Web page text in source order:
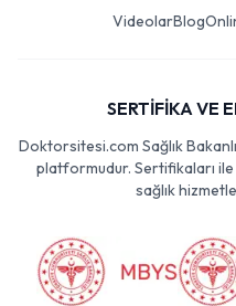
VideolarBlog
SERTİFİKA VE
Doktorsitesi.com Sağlık
platformudur. Sertifikaları ile
sağlık